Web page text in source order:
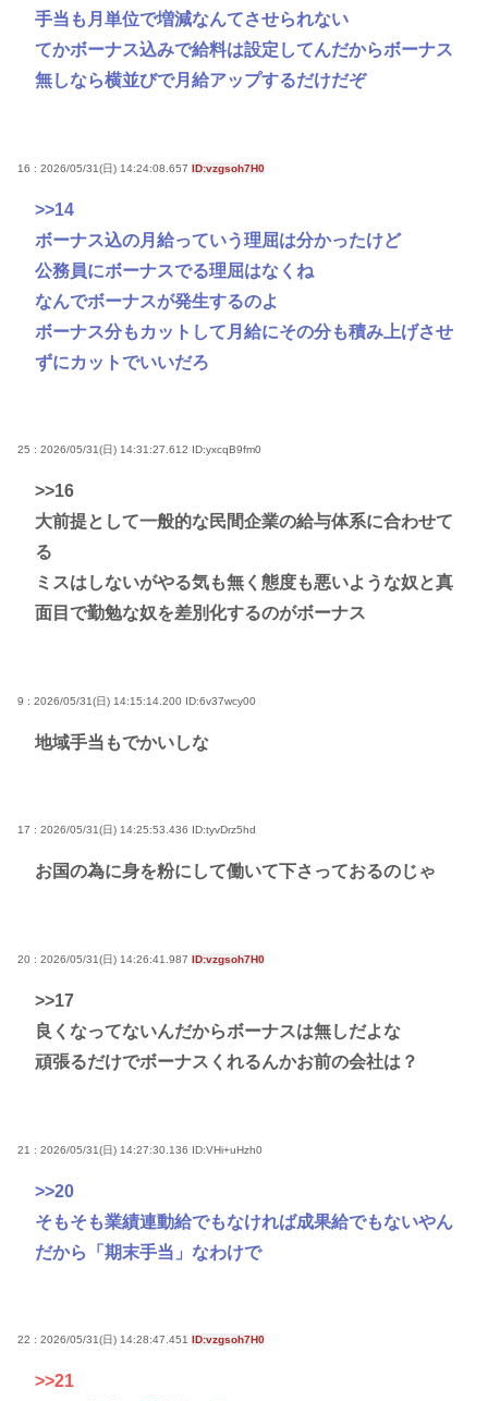
手当も月単位で増減なんてさせられない
てかボーナス込みで給料は設定してんだからボーナス
無しなら横並びで月給アップするだけだぞ
16 : 2026/05/31(日) 14:24:08.657 ID:vzgsoh7H0
>>14
ボーナス込の月給っていう理屈は分かったけど
公務員にボーナスでる理屈はなくね
なんでボーナスが発生するのよ
ボーナス分もカットして月給にその分も積み上げさせ
ずにカットでいいだろ
25 : 2026/05/31(日) 14:31:27.612 ID:yxcqB9fm0
>>16
大前提として一般的な民間企業の給与体系に合わせて
る
ミスはしないがやる気も無く態度も悪いような奴と真
面目で勤勉な奴を差別化するのがボーナス
9 : 2026/05/31(日) 14:15:14.200 ID:6v37wcy00
地域手当もでかいしな
17 : 2026/05/31(日) 14:25:53.436 ID:tyvDrz5hd
お国の為に身を粉にして働いて下さっておるのじゃ
20 : 2026/05/31(日) 14:26:41.987 ID:vzgsoh7H0
>>17
良くなってないんだからボーナスは無しだよな
頑張るだけでボーナスくれるんかお前の会社は？
21 : 2026/05/31(日) 14:27:30.136 ID:VHi+uHzh0
>>20
そもそも業績連動給でもなければ成果給でもないやん
だから「期末手当」なわけで
22 : 2026/05/31(日) 14:28:47.451 ID:vzgsoh7H0
>>21